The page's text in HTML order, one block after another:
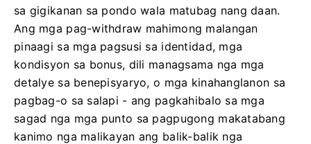
sa gigikanan sa pondo wala matubag nang daan.
Ang mga pag-withdraw mahimong malangan
pinaagi sa mga pagsusi sa identidad, mga
kondisyon sa bonus, dili managsama nga mga
detalye sa benepisyaryo, o mga kinahanglanon sa
pagbag-o sa salapi - ang pagkahibalo sa mga
sagad nga mga punto sa pagpugong makatabang
kanimo nga malikayan ang balik-balik nga